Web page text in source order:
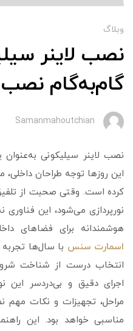
وبلاگ
نصب لاینر
گام‌به‌گام نصب
Samanmahoutchian
نصب لاینر سیلیکونی
این روزها توجه طراحان
کرده است. وقتی صحبت از
نورپردازی می‌شود، این
هوشمندانه برای فضاهای
اسمارت سنس با سال‌ها
انتخاب درست از شناخت
اجرای دقیق و بی‌دردسر این
مراحل، تجهیزات و نکات مهم
مناسبی خواهد بود. این